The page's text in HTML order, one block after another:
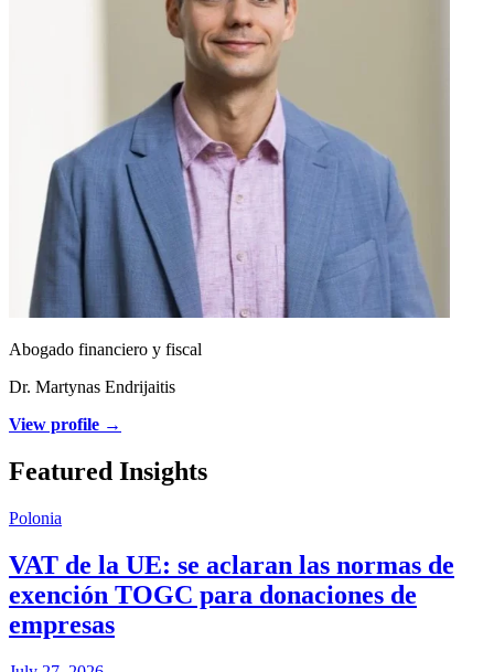
Abogado financiero y fiscal
Dr. Martynas Endrijaitis
View profile →
Featured Insights
Polonia
VAT de la UE: se aclaran las normas de
exención TOGC para donaciones de
empresas